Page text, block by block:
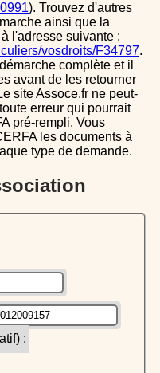
). Trouvez d'autres
ainsi que la
l'adresse suivante :
vosdroits/F34797.
complète et il
avant de les retourner
site Assoce.fr ne peut-
erreur qui pourrait
pré-rempli. Vous
les documents à
type de demande.
: